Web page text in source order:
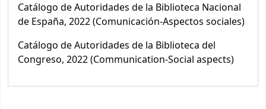
Catálogo de Autoridades de la Biblioteca Nacional
de España, 2022 (Comunicación-Aspectos sociales)
Catálogo de Autoridades de la Biblioteca del
Congreso, 2022 (Communication-Social aspects)